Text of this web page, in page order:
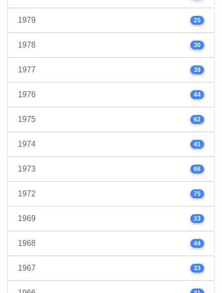
1979 25
1978 30
1977 39
1976 44
1975 62
1974 41
1973 66
1972 75
1969 33
1968 44
1967 33